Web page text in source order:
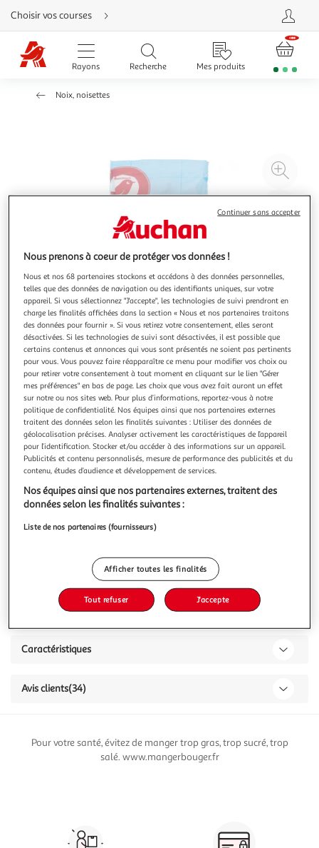
Aller
directement
au
contenu
Aller
directement
Aller
d'aide
Choisir vos courses
Rayons Recherche Mes produits
Noix, noisettes
à
3.9 (34)
AUCHAN
Cerneaux de noix
En raison de sa taille, ce produit ne doit pas être
consommé par des enfants de moins de 3 ans.
En savoir +
200g
Vous voulez connaître le prix de ce produit ?
Description
Caractéristiques
Avis clients(34)
Pour votre santé, évitez de manger trop gras, trop sucré, trop
salé. www.mangerbouger.fr
Nous prenons à coeur de protéger vos données !
Nous et nos 68 partenaires stockons et accédons à des données personnelles,
telles que des données de navigation ou des identifiants uniques, sur votre
appareil. Si vous sélectionnez "J'accepte", les technologies de suivi prendront en
charge les finalités affichées dans la section « Nous et nos partenaires traitons
des données pour fournir ». Si vous retirez votre consentement, elles seront
désactivées. Si les technologies de suivi sont désactivées, il est possible que
certains contenus et annonces qui vous sont présentés ne soient pas pertinents
pour vous. Vous pouvez faire réapparaître ce menu pour modifier vos choix ou
pour retirer votre consentement à tout moment en cliquant sur le lien "Gérer
mes préférences" en bas de page. Les choix que vous avez fait auront un effet
sur notre ou nos sites web. Pour plus d’informations, reportez-vous à notre
politique de confidentialité. Nos équipes ainsi que nos partenaires externes
traitent des données selon les finalités suivantes : Utiliser des données de
géolocalisation précises. Analyser activement les caractéristiques de l’appareil
pour l’identification. Stocker et/ou accéder à des informations sur un appareil.
Publicités et contenu personnalisés, mesure de performance des publicités et du
contenu, études d’audience et développement de services.
Nos équipes ainsi que nos partenaires externes, traitent des
données selon les finalités suivantes :
Liste de nos partenaires (fournisseurs)
Afficher toutes les finalités
Tout refuser J'accepte
Continuer sans accepter